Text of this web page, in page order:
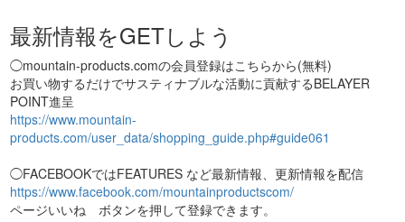
最新情報をGETしよう
◯mountain-products.comの会員登録はこちらから(無料)
お買い物するだけでサスティナブルな活動に貢献するBELAYER
POINT進呈
https://www.mountain-
products.com/user_data/shopping_guide.php#guide061
◯FACEBOOKではFEATURES など最新情報、更新情報を配信
https://www.facebook.com/mountainproductscom/
ページいいね ボタンを押して登録できます。